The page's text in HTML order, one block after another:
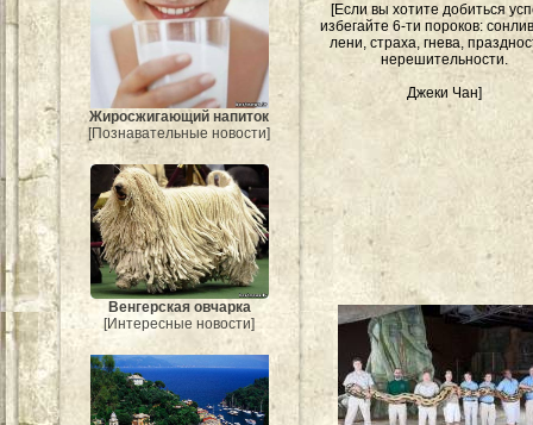
Жиросжигающий напиток
[Познавательные новости]
Венгерская овчарка
[Интересные новости]
[Если вы хотите добиться
избегайте 6-ти пороков:
лени, страха, гнева,
нерешительности.
Джеки Чан]